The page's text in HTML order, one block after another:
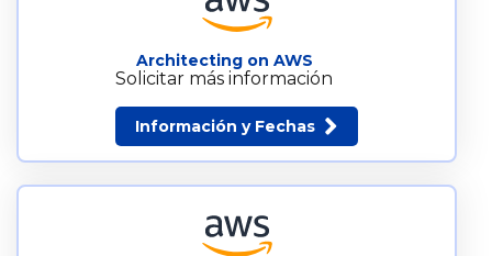
Architecting on AWS
Solicitar más información
Información y Fechas